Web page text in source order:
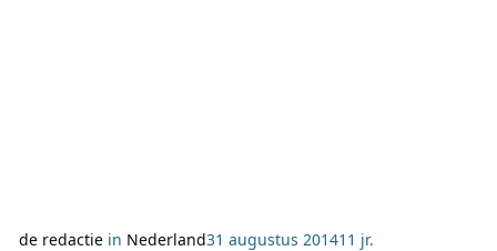
de redactiein Nederland31 augustus 201411 jr.